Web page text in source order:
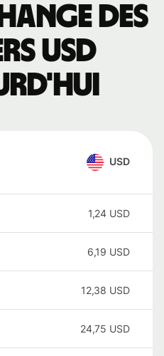
des
USD
USD
1,24 USD
6,19 USD
12,38 USD
24,75 USD